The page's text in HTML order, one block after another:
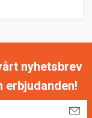
nyhetsbrev